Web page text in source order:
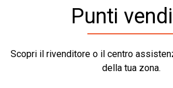
Punti
Scopri il rivenditore o il centro
della tua zona.